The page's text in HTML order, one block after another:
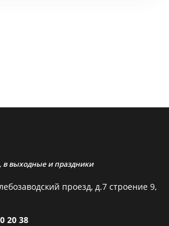
в выходные и праздники
проезд, д.7 строение 9,
20 38